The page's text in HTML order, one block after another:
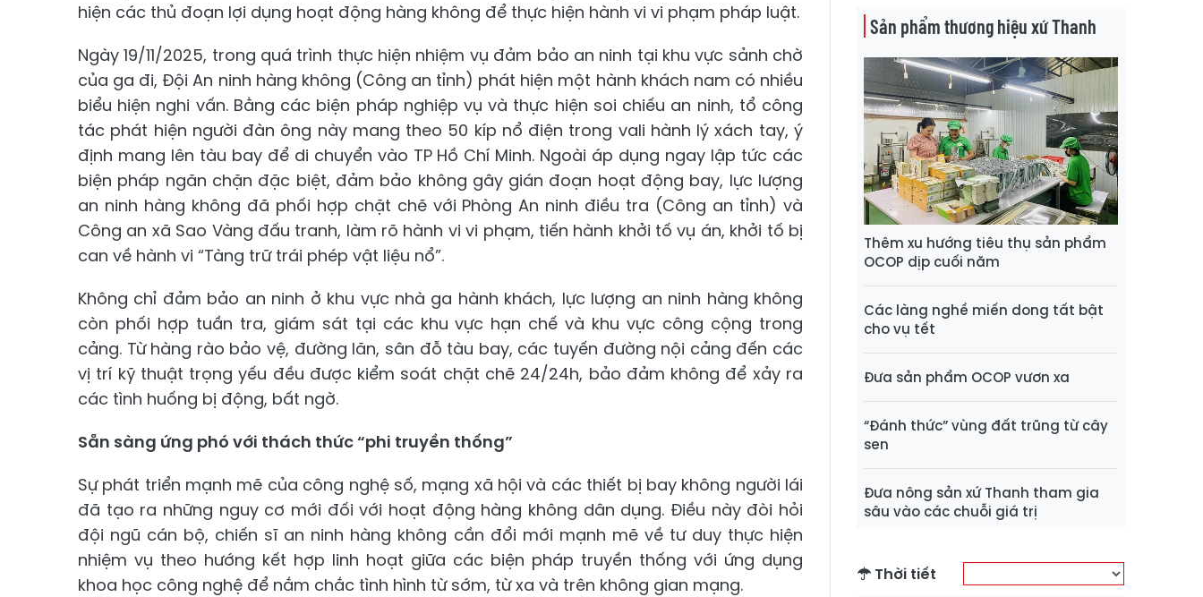
hiện các thủ đoạn lợi dụng hoạt động hàng không để thực hiện hành vi vi phạm pháp luật.
Ngày 19/11/2025, trong quá trình thực hiện nhiệm vụ đảm bảo an ninh tại khu vực sảnh chờ
của ga đi, Đội An ninh hàng không (Công an tỉnh) phát hiện một hành khách nam có nhiều
biểu hiện nghi vấn. Bằng các biện pháp nghiệp vụ và thực hiện soi chiếu an ninh, tổ công
tác phát hiện người đàn ông này mang theo 50 kíp nổ điện trong vali hành lý xách tay, ý
định mang lên tàu bay để di chuyển vào TP Hồ Chí Minh. Ngoài áp dụng ngay lập tức các
biện pháp ngăn chặn đặc biệt, đảm bảo không gây gián đoạn hoạt động bay, lực lượng
an ninh hàng không đã phối hợp chặt chẽ với Phòng An ninh điều tra (Công an tỉnh) và
Công an xã Sao Vàng đấu tranh, làm rõ hành vi vi phạm, tiến hành khởi tố vụ án, khởi tố bị
can về hành vi “Tàng trữ trái phép vật liệu nổ”.
Không chỉ đảm bảo an ninh ở khu vực nhà ga hành khách, lực lượng an ninh hàng không
còn phối hợp tuần tra, giám sát tại các khu vực hạn chế và khu vực công cộng trong
cảng. Từ hàng rào bảo vệ, đường lăn, sân đỗ tàu bay, các tuyến đường nội cảng đến các
vị trí kỹ thuật trọng yếu đều được kiểm soát chặt chẽ 24/24h, bảo đảm không để xảy ra
các tình huống bị động, bất ngờ.
Sẵn sàng ứng phó với thách thức “phi truyền thống”
Sự phát triển mạnh mẽ của công nghệ số, mạng xã hội và các thiết bị bay không người lái
đã tạo ra những nguy cơ mới đối với hoạt động hàng không dân dụng. Điều này đòi hỏi
đội ngũ cán bộ, chiến sĩ an ninh hàng không cần đổi mới mạnh mẽ về tư duy thực hiện
nhiệm vụ theo hướng kết hợp linh hoạt giữa các biện pháp truyền thống với ứng dụng
khoa học công nghệ để nắm chắc tình hình từ sớm, từ xa và trên không gian mạng.
Sản phẩm thương hiệu xứ Thanh
Thêm xu hướng tiêu thụ sản phẩm
OCOP dịp cuối năm
Các làng nghề miến dong tất bật
cho vụ tết
Đưa sản phẩm OCOP vươn xa
“Đánh thức” vùng đất trũng từ cây
sen
Đưa nông sản xứ Thanh tham gia
sâu vào các chuỗi giá trị
Thời tiết